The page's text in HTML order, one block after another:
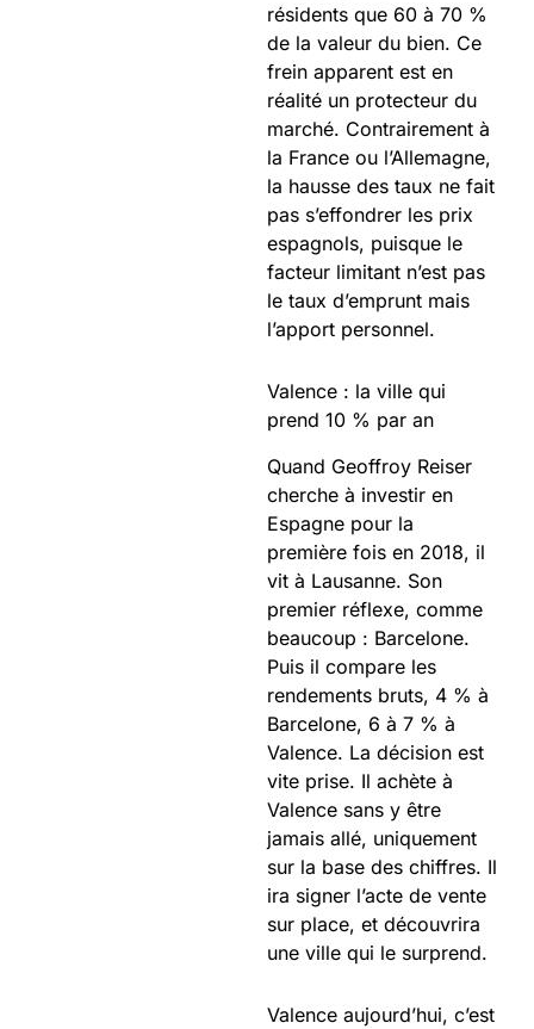
résidents que 60 à 70 %
de la valeur du bien. Ce
frein apparent est en
réalité un protecteur du
marché. Contrairement à
la France ou l’Allemagne,
la hausse des taux ne fait
pas s’effondrer les prix
espagnols, puisque le
facteur limitant n’est pas
le taux d’emprunt mais
l’apport personnel.
Valence : la ville qui
prend 10 % par an
Quand Geoffroy Reiser
cherche à investir en
Espagne pour la
première fois en 2018, il
vit à Lausanne. Son
premier réflexe, comme
beaucoup : Barcelone.
Puis il compare les
rendements bruts, 4 % à
Barcelone, 6 à 7 % à
Valence. La décision est
vite prise. Il achète à
Valence sans y être
jamais allé, uniquement
sur la base des chiffres. Il
ira signer l’acte de vente
sur place, et découvrira
une ville qui le surprend.
Valence aujourd’hui, c’est